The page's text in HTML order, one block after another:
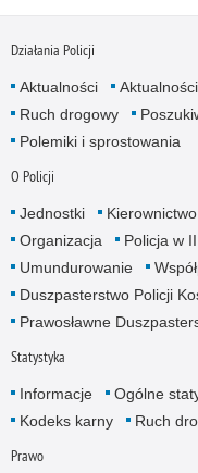
Działania Policji
Aktualności
Ruch drogowy
Polemiki i sprostowania
O Policji
Jednostki Kierownictwo
Organizacja
Policja w
Umundurowanie
Duszpasterstwo Policji
Prawosławne
Statystyka
Informacje Ogólne
Kodeks karny
Ruch
Prawo